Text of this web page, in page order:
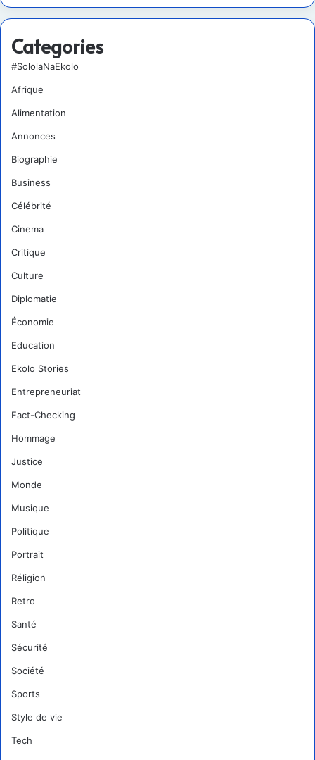
Categories
#SololaNaEkolo
Afrique
Alimentation
Annonces
Biographie
Business
Célébrité
Cinema
Critique
Culture
Diplomatie
Économie
Education
Ekolo Stories
Entrepreneuriat
Fact-Checking
Hommage
Justice
Monde
Musique
Politique
Portrait
Réligion
Retro
Santé
Sécurité
Société
Sports
Style de vie
Tech